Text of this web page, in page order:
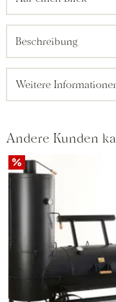
Beschreibung
Weitere
Andere Kunden